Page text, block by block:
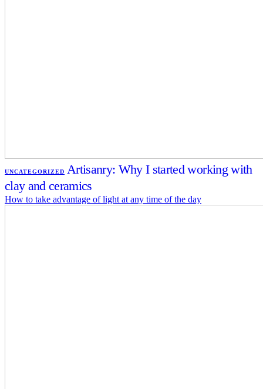
UNCATEGORIZED
Artisanry: Why I started working with
clay and ceramics
How to take advantage of light at any time of the day